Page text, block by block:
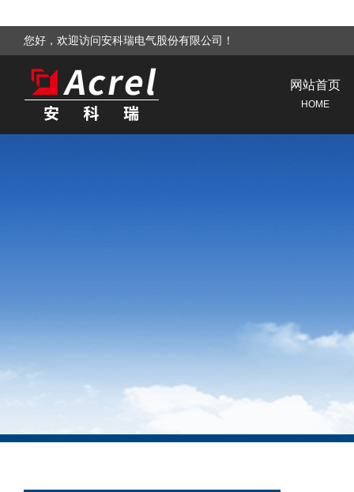
您好，欢迎访问安科瑞电气股份有限公司！
网站首页
HOME